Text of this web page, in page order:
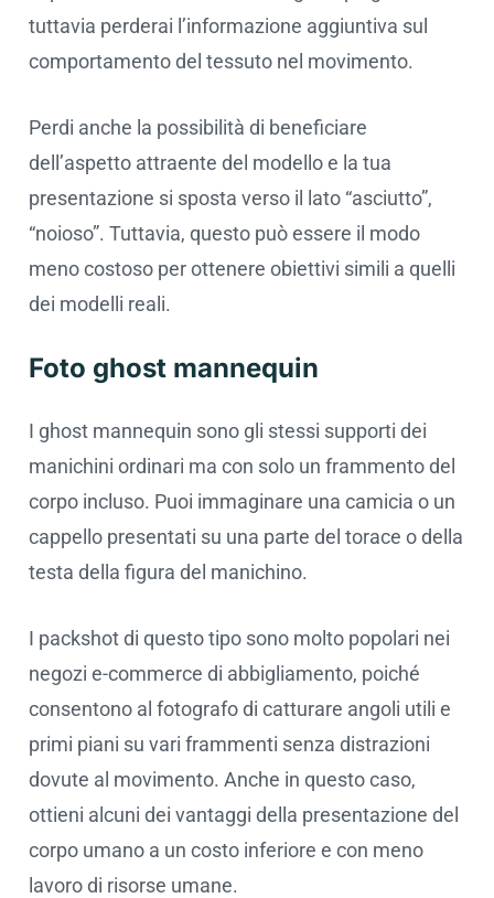
tuttavia perderai l’informazione aggiuntiva sul
comportamento del tessuto nel movimento.
Perdi anche la possibilità di beneficiare
dell’aspetto attraente del modello e la tua
presentazione si sposta verso il lato “asciutto”,
“noioso”. Tuttavia, questo può essere il modo
meno costoso per ottenere obiettivi simili a quelli
dei modelli reali.
Foto ghost mannequin
I ghost mannequin sono gli stessi supporti dei
manichini ordinari ma con solo un frammento del
corpo incluso. Puoi immaginare una camicia o un
cappello presentati su una parte del torace o della
testa della figura del manichino.
I packshot di questo tipo sono molto popolari nei
negozi e-commerce di abbigliamento, poiché
consentono al fotografo di catturare angoli utili e
primi piani su vari frammenti senza distrazioni
dovute al movimento. Anche in questo caso,
ottieni alcuni dei vantaggi della presentazione del
corpo umano a un costo inferiore e con meno
lavoro di risorse umane.